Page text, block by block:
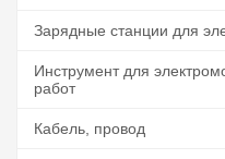
Зарядные станции для
Инструмент для
работ
Кабель, провод